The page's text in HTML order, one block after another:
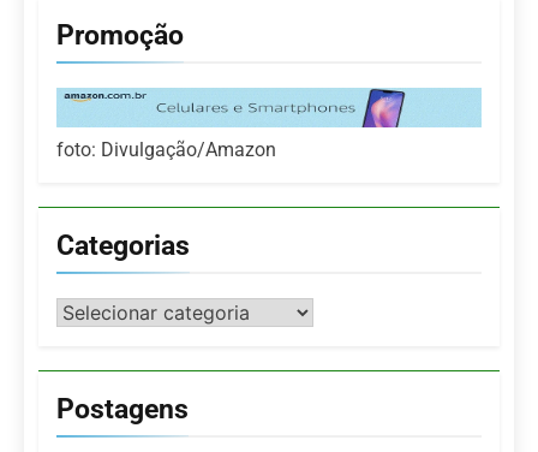
Promoção
foto: Divulgação/Amazon
Categorias
Categorias
Postagens